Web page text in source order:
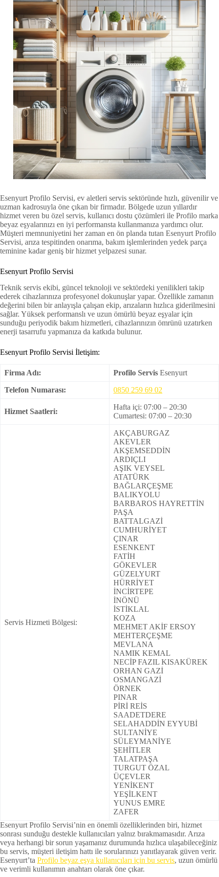
Esenyurt Profilo Servisi, ev aletleri servis sektöründe hızlı, güvenilir ve
uzman kadrosuyla öne çıkan bir firmadır. Bölgede uzun yıllardır
hizmet veren bu özel servis, kullanıcı dostu çözümleri ile Profilo marka
beyaz eşyalarınızı en iyi performansta kullanmanıza yardımcı olur.
Müşteri memnuniyetini her zaman en ön planda tutan Esenyurt Profilo
Servisi, arıza tespitinden onarıma, bakım işlemlerinden yedek parça
teminine kadar geniş bir hizmet yelpazesi sunar.
Esenyurt Profilo Servisi
Teknik servis ekibi, güncel teknoloji ve sektördeki yenilikleri takip
ederek cihazlarınıza profesyonel dokunuşlar yapar. Özellikle zamanın
değerini bilen bir anlayışla çalışan ekip, arızaların hızlıca giderilmesini
sağlar. Yüksek performanslı ve uzun ömürlü beyaz eşyalar için
sunduğu periyodik bakım hizmetleri, cihazlarınızın ömrünü uzatırken
enerji tasarrufu yapmanıza da katkıda bulunur.
Esenyurt Profilo Servisi İletişim:
Firma Adı: Profilo Servis Esenyurt
Telefon Numarası: 0850 259 69 02
Hizmet Saatleri:
Hafta içi: 07:00 – 20:30
Cumartesi: 07:00 – 20:30
Servis Hizmeti Bölgesi:
AKÇABURGAZ
AKEVLER
AKŞEMSEDDİN
ARDIÇLI
AŞIK VEYSEL
ATATÜRK
BAĞLARÇEŞME
BALIKYOLU
BARBAROS HAYRETTİN
PAŞA
BATTALGAZİ
CUMHURİYET
ÇINAR
ESENKENT
FATİH
GÖKEVLER
GÜZELYURT
HÜRRİYET
İNCİRTEPE
İNÖNÜ
İSTİKLAL
KOZA
MEHMET AKİF ERSOY
MEHTERÇEŞME
MEVLANA
NAMIK KEMAL
NECİP FAZIL KISAKÜREK
ORHAN GAZİ
OSMANGAZİ
ÖRNEK
PINAR
PİRİ REİS
SAADETDERE
SELAHADDİN EYYUBİ
SULTANİYE
SÜLEYMANİYE
ŞEHİTLER
TALATPAŞA
TURGUT ÖZAL
ÜÇEVLER
YENİKENT
YEŞİLKENT
YUNUS EMRE
ZAFER
Esenyurt Profilo Servisi’nin en önemli özelliklerinden biri, hizmet
sonrası sunduğu destekle kullanıcıları yalnız bırakmamasıdır. Arıza
veya herhangi bir sorun yaşamanız durumunda hızlıca ulaşabileceğiniz
bu servis, müşteri iletişim hattı ile sorularınızı yanıtlayarak güven verir.
Esenyurt’ta Profilo beyaz eşya kullanıcıları için bu servis, uzun ömürlü
ve verimli kullanımın anahtarı olarak öne çıkar.